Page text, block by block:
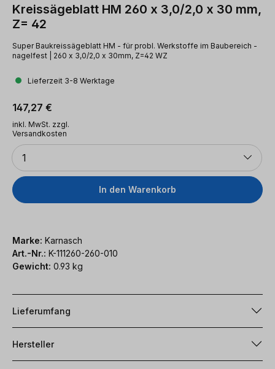
Kreissägeblatt HM 260 x 3,0/2,0 x 30 mm,
Z= 42
Super Baukreissägeblatt HM - für probl. Werkstoffe im Baubereich -
nagelfest | 260 x 3,0/2,0 x 30mm, Z=42 WZ
Lieferzeit 3-8 Werktage
Regulärer Preis:
147,27 €
inkl. MwSt. zzgl.
Versandkosten
Anzahl
1
In den Warenkorb
Marke: Karnasch
Art.-Nr.: K-111260-260-010
Gewicht: 0.93 kg
Lieferumfang
Hersteller